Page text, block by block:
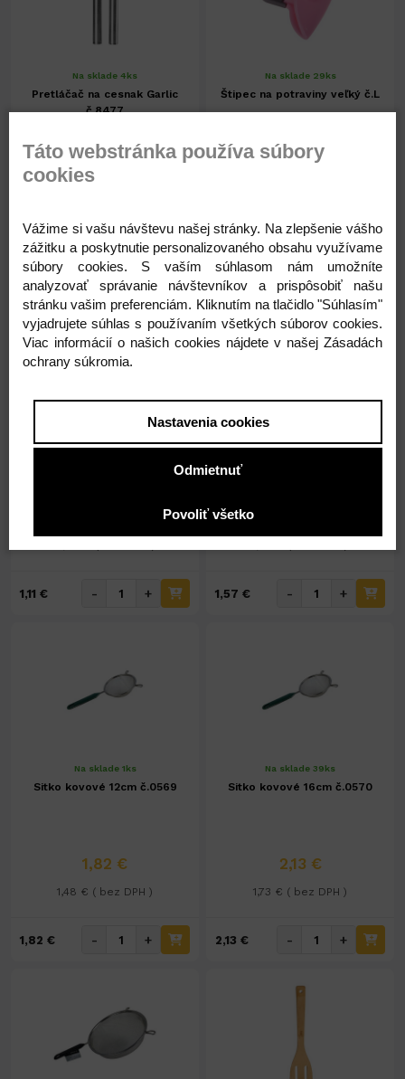
Na sklade 4ks
Pretláčač na cesnak Garlic
č.8477
6,58 €
6,58 € - +
Na sklade 29ks
Štipec na potraviny veľký č.L
1,55 € - +
Sitko kovové 7cm č.0567
1,11 € - +
Na sklade 8ks
Sitko kovové 10cm č.0568
1,57 € - +
Na sklade 1ks
Sitko kovové 12cm č.0569
1,82 €
1,48 € ( bez DPH )
1,82 € - +
Na sklade 39ks
Sitko kovové 16cm č.0570
2,13 €
1,73 € ( bez DPH )
2,13 € - +
Táto webstránka používa súbory
cookies
Vážime si vašu návštevu našej stránky. Na zlepšenie vášho
zážitku a poskytnutie personalizovaného obsahu využívame
súbory cookies. S vaším súhlasom nám umožníte
analyzovať správanie návštevníkov a prispôsobiť našu
stránku vašim preferenciám. Kliknutím na tlačidlo "Súhlasím"
vyjadrujete súhlas s používaním všetkých súborov cookies.
Viac informácií o našich cookies nájdete v našej Zásadách
ochrany súkromia.
Nastavenia cookies
Odmietnuť
Povoliť všetko